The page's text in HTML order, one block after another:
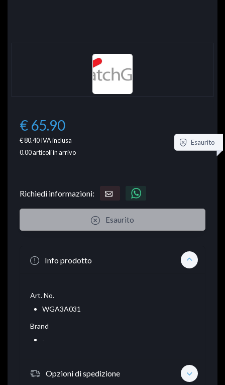
€ 65.90
€ 80.40IVA inclusa
0.00articoli in arrivo
Esaurito
Richiedi informazioni:
Esaurito
Info prodotto
Art. No.
WGA3A031
Brand
-
Opzioni di spedizione